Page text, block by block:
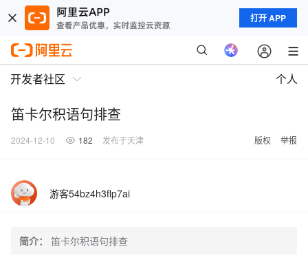
打开 APP
开发者社区 个人
笛卡尔积语句排查
2024-12-10 182 发布于天津 版权 举报
游客54bz4h3flp7ai
简介： 笛卡尔积语句排查